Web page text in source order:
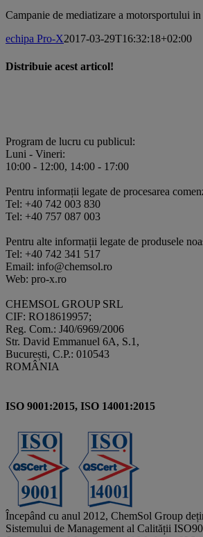
Campanie de mediatizare a motorsportului
echipa Pro-X2017-03-29T16:32:18+02:00
Distribuie acest articol!
Program de lucru cu publicul:
Luni - Vineri:
10:00 - 12:00, 14:00 - 17:00
Pentru informații legate de procesarea
Tel: +40 742 003 830
Tel: +40 757 087 003
Pentru alte informații legate de produsele
Tel: +40 742 341 517
Email: info@chemsol.ro
Web: pro-x.ro
CHEMSOL GROUP SRL
CIF: RO18619957;
Reg. Com.: J40/6969/2006
Str. David Emmanuel 6A, S.1,
București, C.P.: 010543
ROMÂNIA
ISO 9001:2015, ISO 14001:2015
Începând cu anul 2012, ChemSol Group
Sistemului de Management al Calității